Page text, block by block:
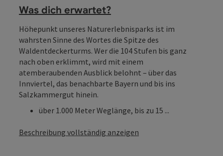
Was dich erwartet?
Höhepunkt unseres Naturerlebnisparks ist im
wahrsten Sinne des Wortes die Spitze des
Waldentdeckerturms. Wer die 104 Stufen bis ganz
nach oben erklimmt, wird mit einem
atemberaubenden Ausblick belohnt – über das
Innviertel, das benachbarte Bayern und bis ins
Salzkammergut hinein.
über 1.000 Meter Weglänge, bis zu 15 ...
Beschreibung vollständig anzeigen